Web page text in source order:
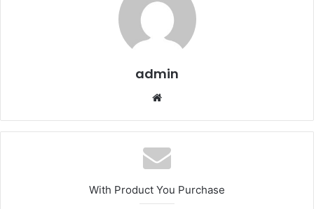
admin
With Product You Purchase